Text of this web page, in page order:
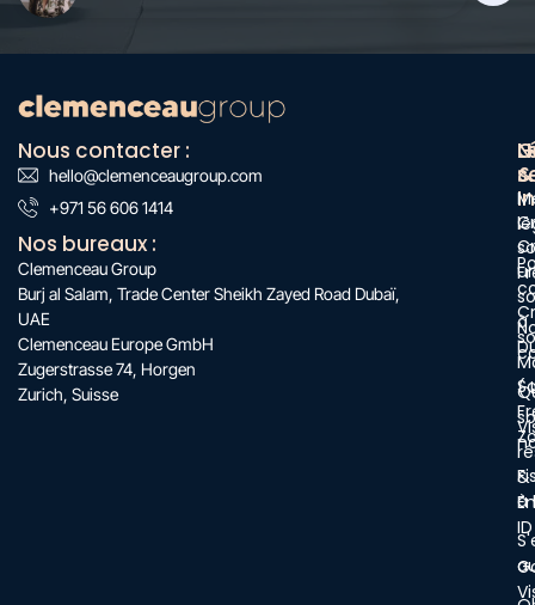
Nous contacter :
hello@clemenceaugroup.com
+971 56 606 1414
Nos bureaux :
Clemenceau Group
Burj al Salam, Trade Center Sheikh Zayed Road Dubaï,
UAE
Clemenceau Europe GmbH
Zugerstrasse 74, Horgen
Zurich, Suisse
:
(
&
ID
&
:
à
à
: